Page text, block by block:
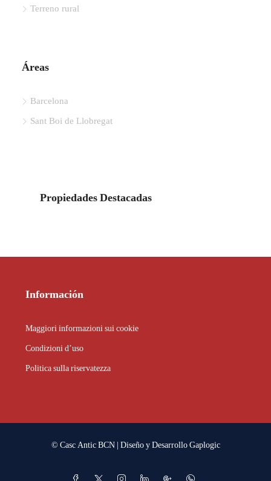
Terreno rural
Áreas
Barcelona
Sant Boi de Llobregat
Propiedades Destacadas
Información
Maggiori informazioni sui cookie
Condizioni d’uso
Politica sulla riservatezza
© Casc Antic BCN | Diseño y DesarrolloGaplogic